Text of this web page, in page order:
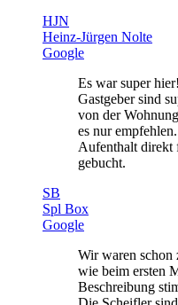
HJN
Heinz-Jürgen Nolte
Google
Es war super
Gastgeber sind
von der
es nur
Aufenthalt direkt
gebucht.
SB
Spl Box
Google
Wir waren schon
wie beim ersten
Beschreibung